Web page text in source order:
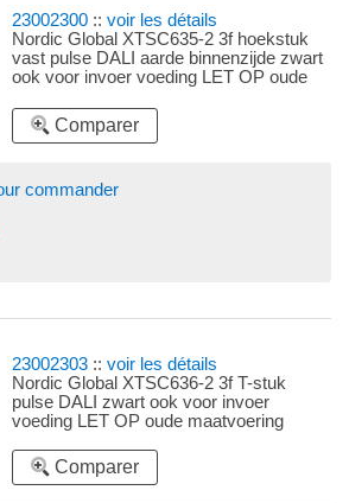
23002300 ::voir les détails
Nordic Global XTSC635-2 3f hoekstuk
vast pulse DALI aarde binnenzijde zwart
ook voor invoer voeding LET OP oude
Comparer
commander
23002303 ::voir les détails
Nordic Global XTSC636-2 3f T-stuk
pulse DALI zwart ook voor invoer
voeding LET OP oude maatvoering
Comparer